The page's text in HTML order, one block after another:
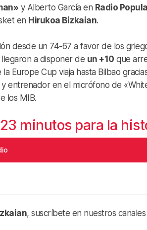
y Alberto García en Radio
en Hirukoa Bizkaian.
desde un 74-67 a favor de los
a disponer de un +10 que
Europe Cup viaja hasta Bilbao
entrenador en el micrófono de
los MIB.
minutos para la
, suscríbete en nuestros